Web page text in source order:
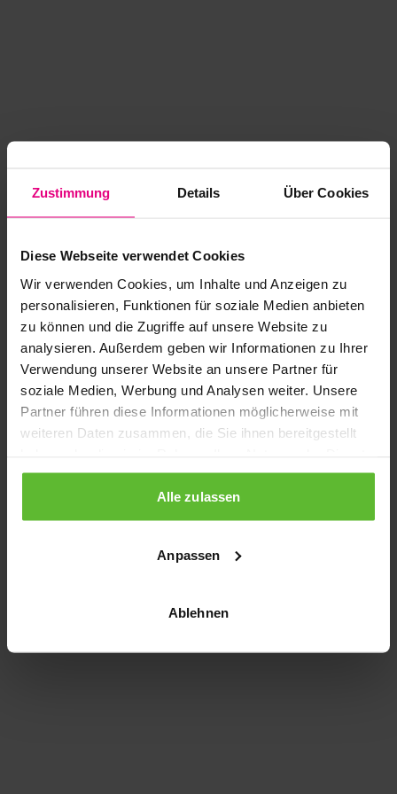
Zustimmung Details Über Cookies
Diese Webseite verwendet Cookies
Wir verwenden Cookies, um Inhalte und Anzeigen zu
personalisieren, Funktionen für soziale Medien anbieten
zu können und die Zugriffe auf unsere Website zu
analysieren. Außerdem geben wir Informationen zu Ihrer
Verwendung unserer Website an unsere Partner für
soziale Medien, Werbung und Analysen weiter. Unsere
Partner führen diese Informationen möglicherweise mit
weiteren Daten zusammen, die Sie ihnen bereitgestellt
gesammelt haben.
Alle zulassen
Anpassen
Ablehnen
Application error: a client-side exception has occurred
loading www.kurzwego.de (see the browser console for more
information).